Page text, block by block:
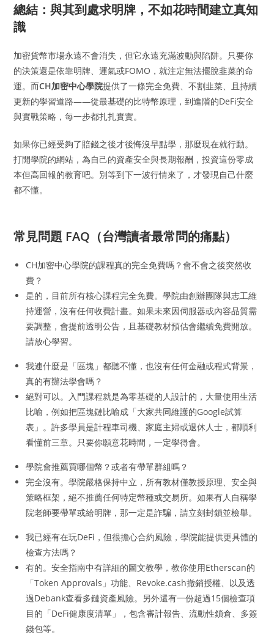
總結：與其到處求明牌，不如花時間建立真知
識
加密貨幣市場永遠不會消失，但它永遠充滿波動與陷阱。只要你
的決策還是依靠明牌、運氣或FOMO，就注定無法擺脫韭菜的命
運。而CH加密中心學院提供了一條完全免費、不割韭菜、且持續
更新的學習道路——從最基礎的比特幣原理，到進階的DeFi安全
與實戰策略，每一步都扎扎實實。
如果你已經受夠了賠錢之後才後悔沒早點學，那麼現在就行動。
打開學院的網站，為自己的資產安全與長期報酬，投資這份零成
本但高回報的教育吧。別等到下一波行情來了，才發現自己什麼
都不懂。
常見問題 FAQ（台灣讀者最常問的痛點）
CH加密中心學院的課程真的完全免費嗎？會不會之後突然收
費？
是的，目前所有核心課程完全免費。學院由創辦團隊與志工維
持運營，沒有任何收費計畫。如果未來因伺服器或內容品質需
要調整，會提前透明公告，且基礎教材預估會繼續免費開放。
請放心學習。
我連什麼是「區塊」都聽不懂，也沒有任何金融或程式背景，
真的有辦法學會嗎？
絕對可以。入門課程就是為零基礎的人設計的，大量使用生活
比喻，例如把區塊鏈比喻成「大家共同維護的Google試算
表」。許多學員是計程車司機、家庭主婦或退休人士，都順利
看懂前三章。只要你願意花時間，一定學得會。
學院會推薦買哪個幣？或者有帶單群組嗎？
完全沒有。學院嚴格保持中立，所有教材僅教授原理、安全與
策略框架，絕不推薦任何特定幣種或交易所。如果有人自稱學
院老師要帶單或給明牌，那一定是詐騙，請立刻封鎖並檢舉。
我已經有在玩DeFi，但很擔心合約風險，學院能提供更具體的
檢查方法嗎？
有的。安全指南中有詳細的圖文教學，教你使用Etherscan的
「Token Approvals」功能、Revoke.cash撤銷授權、以及透
過Debank查看多鏈資產風險。另外還有一份超過15個檢查項
目的「DeFi健康度清單」，包含審計報告、流動性鎖倉、多簽
錢包等。